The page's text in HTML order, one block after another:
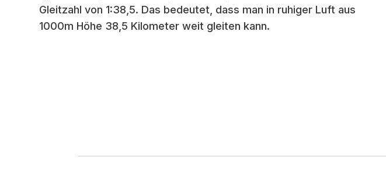
Gleitzahl von 1:38,5. Das bedeutet, dass man in ruhiger Luft aus
1000m Höhe 38,5 Kilometer weit gleiten kann.